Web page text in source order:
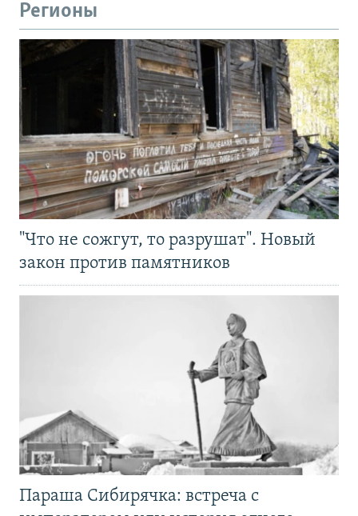
Регионы
"Что не сожгут, то разрушат". Новый
закон против памятников
Параша Сибирячка: встреча с